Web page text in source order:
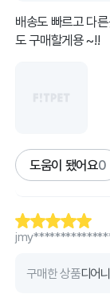
배송도 빠르고 다
도 구매할게용 ~!!
도움이 됐어요0
구매한 상품디어